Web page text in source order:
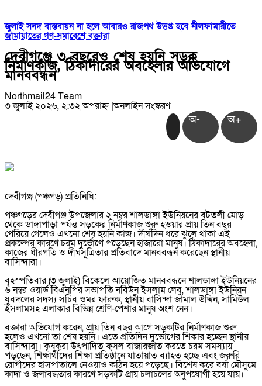
জুলাই সনদ বাস্তবায়ন না হলে আবারও রাজপথ উত্তপ্ত হবে নীলফামারীতে
জামায়াতের গণ-সমাবেশে বক্তারা
দেবীগঞ্জে ৩ বছরেও শেষ হয়নি সড়ক
নির্মাণকাজ, ঠিকাদারের অবহেলার অভিযোগে
মানববন্ধন
Northmail24 Team
৩ জুলাই ২০২৬, ২:৩২ অপরাহ্ন|অনলাইন সংস্করণ
অ- অ+
‎দেবীগঞ্জ (পঞ্চগড়) প্রতিনিধি:
‎পঞ্চগড়ের দেবীগঞ্জ উপজেলার ২ নম্বর শালডাঙ্গা ইউনিয়নের বটতলী মোড়
থেকে ডাঙ্গাপাড়া পর্যন্ত সড়কের নির্মাণকাজ শুরু হওয়ার প্রায় তিন বছর
পেরিয়ে গেলেও এখনো শেষ হয়নি কাজ। দীর্ঘদিন ধরে ঝুলে থাকা এই
প্রকল্পের কারণে চরম দুর্ভোগে পড়েছেন হাজারো মানুষ। ঠিকাদারের অবহেলা,
কাজের ধীরগতি ও দীর্ঘসূত্রিতার প্রতিবাদে মানববন্ধন করেছেন স্থানীয়
বাসিন্দারা।
‎বৃহস্পতিবার (৩ জুলাই) বিকেলে আয়োজিত মানববন্ধনে শালডাঙ্গা ইউনিয়নের
৬ নম্বর ওয়ার্ড বিএনপির সভাপতি নবিউন ইসলাম লেবু, শালডাঙ্গা ইউনিয়ন
যুবদলের সদস্য সচিব ওমর ফারুক, স্থানীয় বাসিন্দা জামাল উদ্দিন, সামিউল
ইসলামসহ এলাকার বিভিন্ন শ্রেণি-পেশার মানুষ অংশ নেন।
‎বক্তারা অভিযোগ করেন, প্রায় তিন বছর আগে সড়কটির নির্মাণকাজ শুরু
হলেও এখনো তা শেষ হয়নি। এতে প্রতিদিন দুর্ভোগের শিকার হচ্ছেন স্থানীয়
বাসিন্দারা। কৃষকরা উৎপাদিত ফসল বাজারজাত করতে চরম সমস্যায়
পড়ছেন, শিক্ষার্থীদের শিক্ষা প্রতিষ্ঠানে যাতায়াত ব্যাহত হচ্ছে এবং জরুরি
রোগীদের হাসপাতালে নেওয়াও কঠিন হয়ে পড়েছে। বিশেষ করে বর্ষা মৌসুমে
কাদা ও জলাবদ্ধতার কারণে সড়কটি প্রায় চলাচলের অনুপযোগী হয়ে যায়।